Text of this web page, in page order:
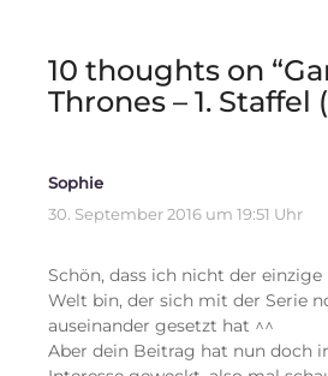
10 thoughts on “
Thrones – 1. Staffel
Sophie
30. September 2016 um 19:51 Uhr
Schön, dass ich nicht der einzige
Welt bin, der sich mit der Serie
auseinander gesetzt hat ^^
Aber dein Beitrag hat nun doch